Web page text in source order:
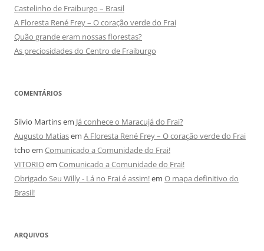
Castelinho de Fraiburgo – Brasil
A Floresta René Frey – O coração verde do Frai
Quão grande eram nossas florestas?
As preciosidades do Centro de Fraiburgo
COMENTÁRIOS
Silvio Martinsem Já conhece o Maracujá do Frai?
Augusto Matiasem A Floresta René Frey – O coração verde do Frai
tcho em Comunicado a Comunidade do Frai!
VITORIOem Comunicado a Comunidade do Frai!
Obrigado Seu Willy - Lá no Frai é assim!em O mapa definitivo do
Brasil!
ARQUIVOS